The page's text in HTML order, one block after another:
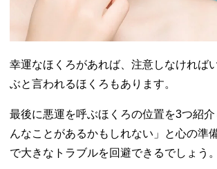
幸運なほくろがあれば、注意しなければ
ぶと言われるほくろもあります。
最後に悪運を呼ぶほくろの位置を3つ紹介
んなことがあるかもしれない」と心の準
で大きなトラブルを回避できるでしょう。